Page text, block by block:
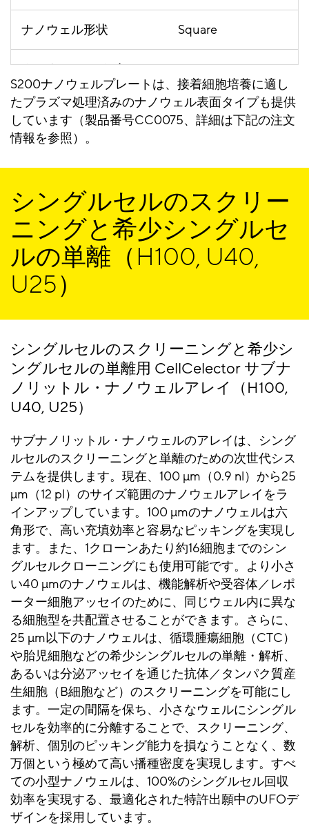
ナノウェル形状 Square
ナノウェルサイズ 200 x 200 µm
ナノウェル深さ 100 µm
ウェルあたりナノウェ
ル数
プレートあたりナノウ
ェル数
72,000
ナノウェル表面 ULA
矩形ガラスキャピラリ
ー直径
S200ナノウェルプレートは、接着細胞培養に適し
たプラズマ処理済みのナノウェル表面タイプも提供
しています（製品番号CC0075、詳細は下記の注文
情報を参照）。
シングルセルのスクリー
ニングと希少シングルセ
ルの単離（H100, U40,
U25）
シングルセルのスクリーニングと希少シ
ングルセルの単離用 CellCelector サブナ
ノリットル・ナノウェルアレイ（H100,
U40, U25）
サブナノリットル・ナノウェルのアレイは、シング
ルセルのスクリーニングと単離のための次世代シス
テムを提供します。現在、100 µm（0.9 nl）から25
µm（12 pl）のサイズ範囲のナノウェルアレイをラ
インアップしています。100 µmのナノウェルは六
角形で、高い充填効率と容易なピッキングを実現し
ます。また、1クローンあたり約16細胞までのシン
グルセルクローニングにも使用可能です。より小さ
い40 µmのナノウェルは、機能解析や受容体／レポ
ーター細胞アッセイのために、同じウェル内に異な
る細胞型を共配置させることができます。さらに、
25 µm以下のナノウェルは、循環腫瘍細胞（CTC）
や胎児細胞などの希少シングルセルの単離・解析、
あるいは分泌アッセイを通じた抗体／タンパク質産
生細胞（B細胞など）のスクリーニングを可能にし
ます。一定の間隔を保ち、小さなウェルにシングル
セルを効率的に分離することで、スクリーニング、
解析、個別のピッキング能力を損なうことなく、数
万個という極めて高い播種密度を実現します。すべ
ての小型ナノウェルは、100%のシングルセル回収
効率を実現する、最適化された特許出願中のUFOデ
ザインを採用しています。